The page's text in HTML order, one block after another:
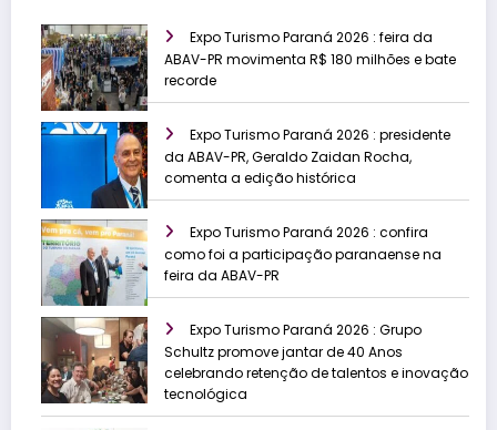
Expo Turismo Paraná 2026 : feira da
ABAV-PR movimenta R$ 180 milhões e bate
recorde
Expo Turismo Paraná 2026 : presidente
da ABAV-PR, Geraldo Zaidan Rocha,
comenta a edição histórica
Expo Turismo Paraná 2026 : confira
como foi a participação paranaense na
feira da ABAV-PR
Expo Turismo Paraná 2026 : Grupo
Schultz promove jantar de 40 Anos
celebrando retenção de talentos e inovação
tecnológica